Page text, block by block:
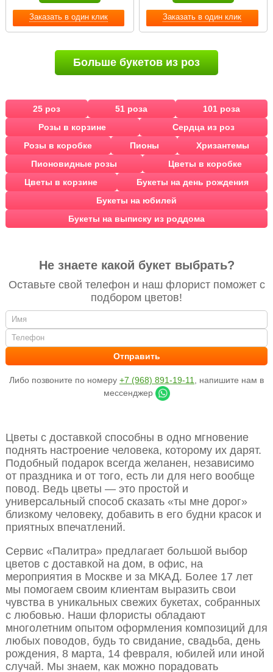
Заказать в один клик Заказать в один клик
Больше букетов из роз
25 роз 51 роза
101 роза
Розы в корзине
Сердца из роз
Розы в коробке
Пионы
Хризантемы
Пионовидные розы
Цветы в коробке
Цветы в корзине
Букеты на день рождения
Букеты на юбилей
Букеты на выписку из роддома
Не знаете какой букет выбрать?
Оставьте свой телефон и наш флорист поможет с
подбором цветов!
Либо позвоните по номеру +7 (968) 891-19-11
, напишите нам в
мессенджер
Цветы с доставкой способны в одно мгновение
поднять настроение человека, которому их дарят.
Подобный подарок всегда желанен, независимо
от праздника и от того, есть ли для него вообще
повод. Ведь цветы — это простой и
универсальный способ сказать «ты мне дорог»
близкому человеку, добавить в его будни красок и
приятных впечатлений.
Сервис «Палитра» предлагает большой выбор
цветов с доставкой на дом, в офис, на
мероприятия в Москве и за МКАД. Более 17 лет
мы помогаем своим клиентам выразить свои
чувства в уникальных свежих букетах, собранных
с любовью. Наши флористы обладают
многолетним опытом оформления композиций для
любых поводов, будь то свидание, свадьба, день
рождения, 8 марта, 14 февраля, юбилей или иной
случай. Мы знаем, как можно порадовать